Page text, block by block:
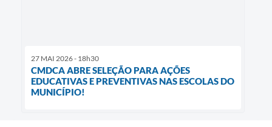
27 MAI 2026 - 18h30
CMDCA ABRE SELEÇÃO PARA AÇÕES
EDUCATIVAS E PREVENTIVAS NAS ESCOLAS DO
MUNICÍPIO!